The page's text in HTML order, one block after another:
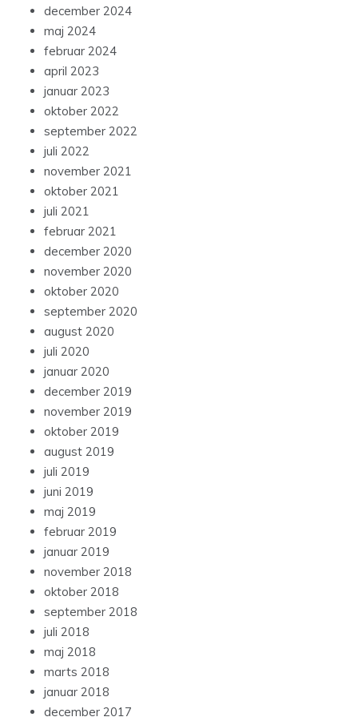
december 2024
maj 2024
februar 2024
april 2023
januar 2023
oktober 2022
september 2022
juli 2022
november 2021
oktober 2021
juli 2021
februar 2021
december 2020
november 2020
oktober 2020
september 2020
august 2020
juli 2020
januar 2020
december 2019
november 2019
oktober 2019
august 2019
juli 2019
juni 2019
maj 2019
februar 2019
januar 2019
november 2018
oktober 2018
september 2018
juli 2018
maj 2018
marts 2018
januar 2018
december 2017